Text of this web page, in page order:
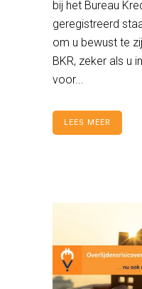
bij het Bureau
geregistreerd
om u bewust te
BKR, zeker als u
voor...
LEES MEER